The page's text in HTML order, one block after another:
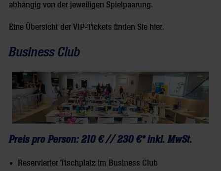
abhängig von der jeweiligen Spielpaarung.
Eine Übersicht der VIP-Tickets finden Sie hier.
Business Club
Preis pro Person: 210 € // 230 €* inkl. MwSt.
Reservierter Tischplatz im Business Club